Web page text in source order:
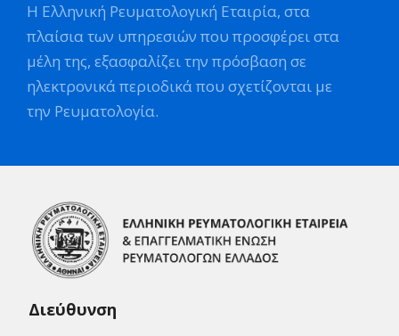
Η Ελληνική Ρευματολογική Εταιρία, στα
πλαίσια των υπηρεσιών που προσφέρει στα
μέλη της, εξασφαλίζει την πρόσβαση σε
ηλεκτρονικά περιοδικά που σχετίζονται με
την Ρευματολογία.
Διεύθυνση